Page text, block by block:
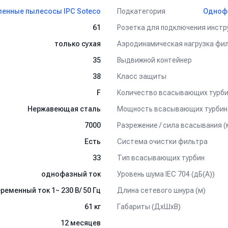
к высоким температурам и химическим веществам.
как сам аппарат, так и стены, предметы оборудования и
принадлежностей и аксессуаров (с диаметром 36
размеры пылесоса позволяют легко транспортировать
позволяет эффективно использовать аппарат для сбора
подходит для поглощения больших объемов грязи,
промышленности.
для сухой уборки. Для изучения особенностей
пылесосы IPC Soteco Подкатегория
61 Розетка для подключения
только сухая
35 Выдвижной контейнер
38 Класс защиты
F Количество всасывающих
Нержавеющая сталь Мощность всасывающих турбин
7000 Разрежение / сила всасывания
Есть Система очистки фильтра
33 Тип всасывающих турбин
однофазный ток Уровень шума IEC 704 (дБ(А))
ток 1~ 230 В/ 50 Гц Длина сетевого шнура (м)
61 кг Габариты (ДхШхВ)
12 месяцев